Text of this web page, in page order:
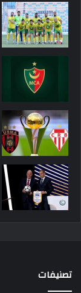
تصنيفات